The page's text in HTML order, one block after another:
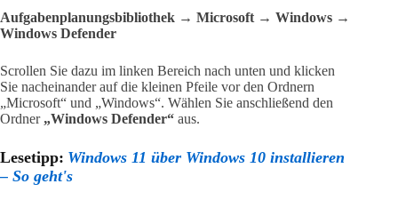
Aufgabenplanungsbibliothek → Microsoft → Windows →
Windows Defender
Scrollen Sie dazu im linken Bereich nach unten und klicken
Sie nacheinander auf die kleinen Pfeile vor den Ordnern
„Microsoft“ und „Windows“. Wählen Sie anschließend den
Ordner „Windows Defender“ aus.
Lesetipp: Windows 11 über Windows 10 installieren
– So geht's